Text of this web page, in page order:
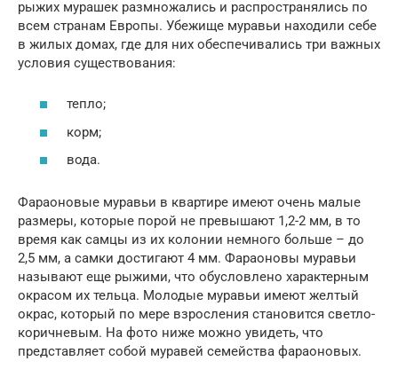
рыжих мурашек размножались и распространялись по
всем странам Европы. Убежище муравьи находили себе
в жилых домах, где для них обеспечивались три важных
условия существования:
тепло;
корм;
вода.
Фараоновые муравьи в квартире имеют очень малые
размеры, которые порой не превышают 1,2-2 мм, в то
время как самцы из их колонии немного больше – до
2,5 мм, а самки достигают 4 мм. Фараоновы муравьи
называют еще рыжими, что обусловлено характерным
окрасом их тельца. Молодые муравьи имеют желтый
окрас, который по мере взросления становится светло-
коричневым. На фото ниже можно увидеть, что
представляет собой муравей семейства фараоновых.